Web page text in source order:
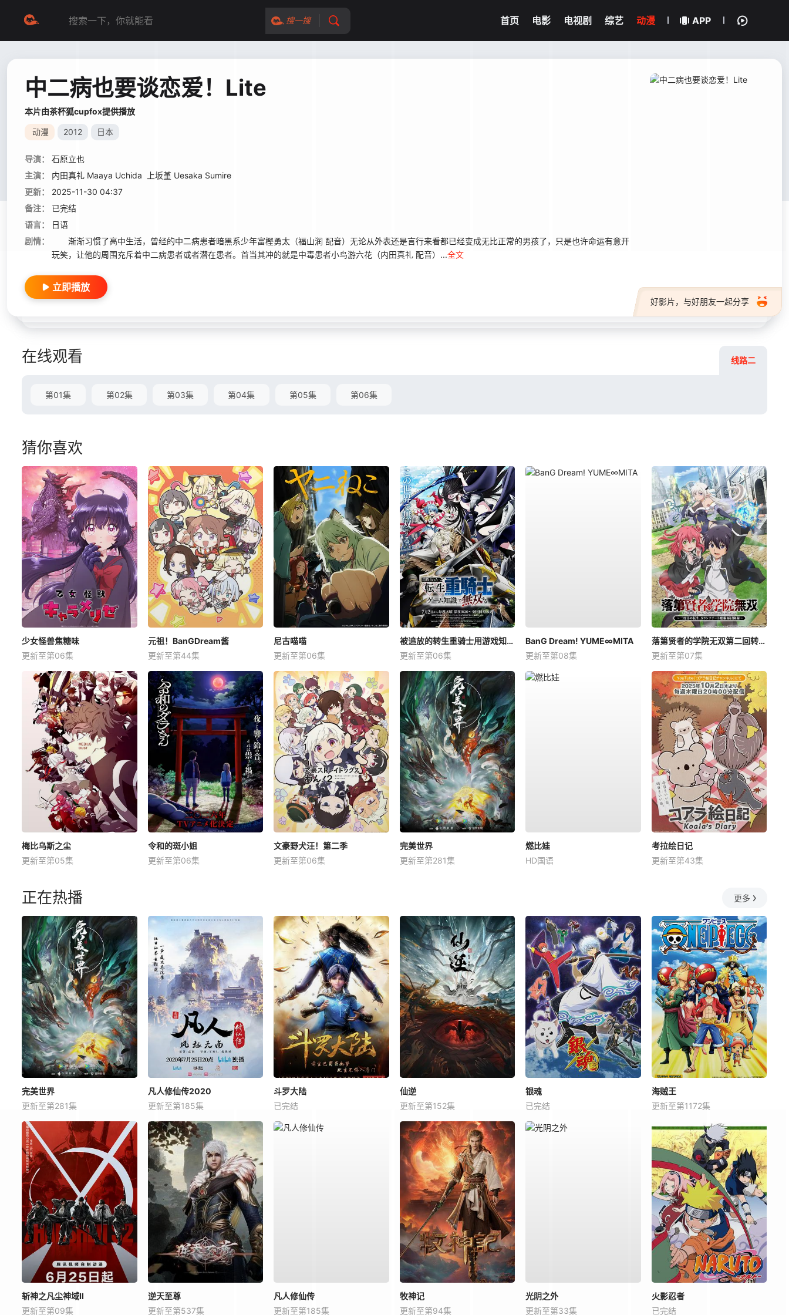
搜一搜 首页 电影 电视剧 综艺 动漫 APP
中二病也要谈恋爱！Lite
本片由茶杯狐cupfox提供播放
动漫 2012 日本
导演：
石原立也
主演：
内田真礼 Maaya Uchida
上坂堇 Uesaka Sumire
更新：
2025-11-30 04:37
备注：
已完结
语言：
日语
剧情：
渐渐习惯了高中生活，曾经的中二病患者暗黑系少年富樫勇太（福山润 配音）无论从外表还是言行来看都已经变成无比正常的男孩了，只是也许命运有意开
玩笑，让他的周围充斥着中二病患者或者潜在患者。首当其冲的就是中毒患者小鸟游六花（内田真礼 配音）...全文
好影片，与好朋友一起分享
立即播放
在线观看 线路二
第01集 第02集 第03集 第04集 第05集 第06集
猜你喜欢
少女怪兽焦糖味
更新至第06集
元祖！BanGDream酱
更新至第44集
尼古喵喵
更新至第06集
被追放的转生重骑士用游戏知识开无双
更新至第06集
BanG Dream! YUME∞MITA
更新至第08集
落第贤者的学院无双第二回转生，S等级作弊魔术师冒险记
更新至第07集
梅比乌斯之尘
更新至第05集
令和的斑小姐
更新至第06集
文豪野犬汪！第二季
更新至第06集
完美世界
更新至第281集
燃比娃
HD国语
考拉绘日记
更新至第43集
正在热播 更多
完美世界
更新至第281集
凡人修仙传2020
更新至第185集
斗罗大陆
已完结
仙逆
更新至第152集
银魂
已完结
海贼王
更新至第1172集
斩神之凡尘神域Ⅱ
更新至第09集
逆天至尊
更新至第537集
凡人修仙传
更新至第185集
牧神记
更新至第94集
光阴之外
更新至第33集
火影忍者
已完结